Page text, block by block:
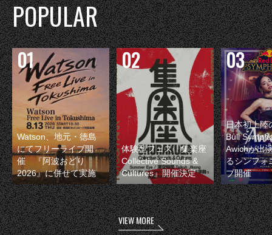
POPULAR
Watson、地元・徳島
にてフリーライブ開
催 『阿波おどり
2026』に併せて実施
体験型フェス『集楽座
Collective Sounds &
Cultures』開催決定
日本初上陸
Bull
Awichが出
るシンフォ
ブ開催
VIEW MORE